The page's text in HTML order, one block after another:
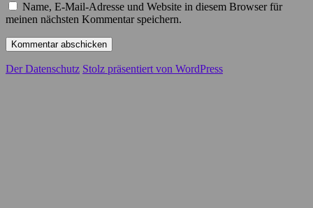
Name, E-Mail-Adresse und Website in diesem Browser für
meinen nächsten Kommentar speichern.
Der Datenschutz Stolz präsentiert von WordPress